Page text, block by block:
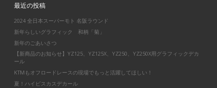
最近の投稿
2024 全日本スーパーモト 名阪ラウンド
新年らしいグラフィック 和柄「菊」
新年のごあいさつ
【新商品のお知らせ】YZ125、YZ125X、YZ250、YZ250X用グラフィックデカ
ール
KTMもオフロードレースの現場でもっと活躍してほしい！
夏！ハイビスカスデカール